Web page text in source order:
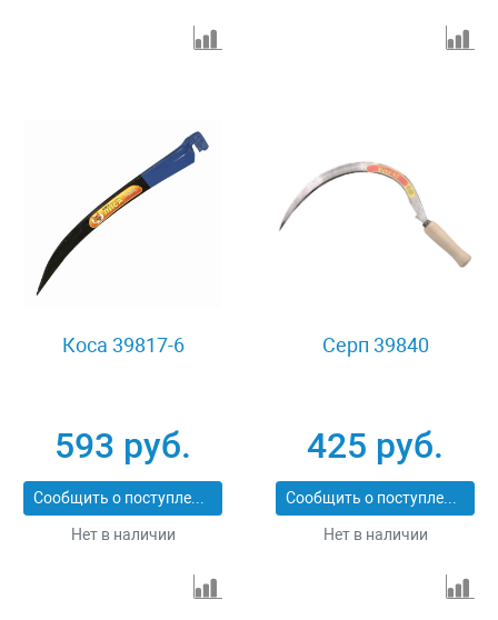
Коса 39817-6
593 руб.
Сообщить о поступлении
Нет в наличии
Серп 39840
425 руб.
Сообщить о поступлении
Нет в наличии